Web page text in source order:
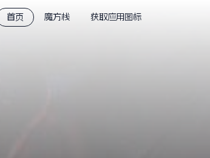
首页 魔方栈 获取应用图标